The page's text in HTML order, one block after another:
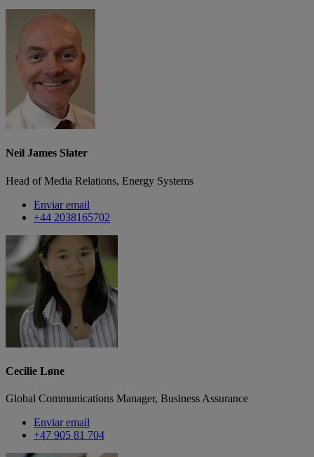
Neil James Slater
Head of Media Relations, Energy Systems
Enviar email
+44 2038165702
Cecilie Løne
Global Communications Manager, Business Assurance
Enviar email
+47 905 81 704